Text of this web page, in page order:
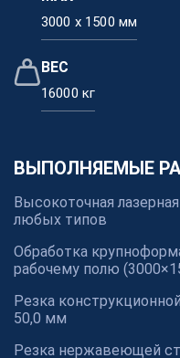
Наша команда
Контакты
Реализованные
Для партнеров
Хотите работать
Станьте партнером, и
заказы.
Открытые заявки
3000 x 1500 мм
ВЕС
16000 кг
ВЫПОЛНЯЕМЫЕ
Высокоточная
любых типов
Обработка
рабочему полю
Резка
50,0 мм
Резка нержавеющей